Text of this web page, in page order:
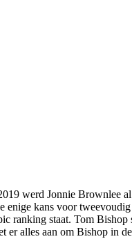
werd Jonnie Brownlee
kans voor
staat. Tom Bishop
er alles aan om Bishop in